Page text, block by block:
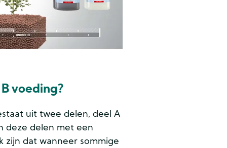
voeding?
uit twee delen, deel A
deze delen met een
zijn dat wanneer sommige